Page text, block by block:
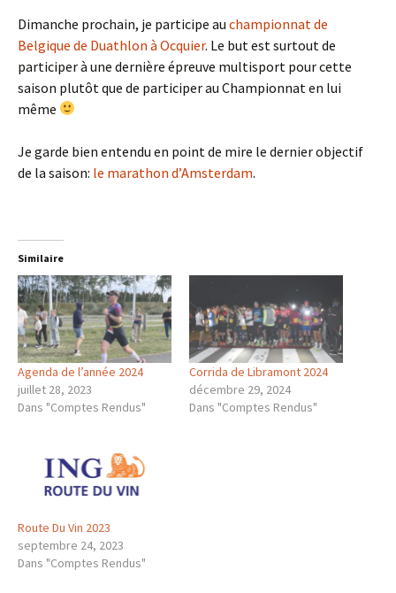
Dimanche prochain, je participe au championnat de
Belgique de Duathlon à Ocquier. Le but est surtout de
participer à une dernière épreuve multisport pour cette
saison plutôt que de participer au Championnat en lui
même
Je garde bien entendu en point de mire le dernier objectif
de la saison: le marathon d’Amsterdam.
Similaire
Agenda de l’année 2024
juillet 28, 2023
Dans "Comptes Rendus"
Corrida de Libramont 2024
décembre 29, 2024
Dans "Comptes Rendus"
Route Du Vin 2023
septembre 24, 2023
Dans "Comptes Rendus"